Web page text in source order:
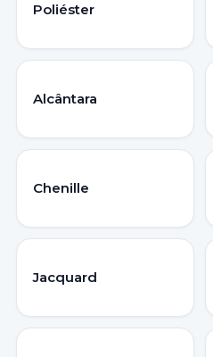
Poliéster
Alcântara
Chenille
Jacquard